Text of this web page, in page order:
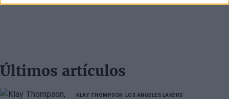
Últimos artículos
KLAY THOMPSON LOS ANGELES LAKERS